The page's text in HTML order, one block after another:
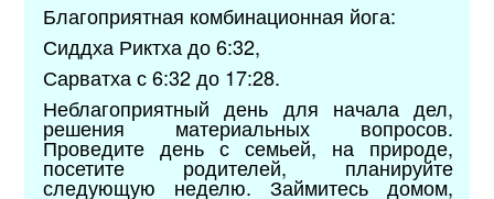
Благоприятная комбинационная йога:
Сиддха Риктха до 6:32,
Сарватха с 6:32 до 17:28.
Неблагоприятный день для начала дел,
решения материальных вопросов.
Проведите день с семьей, на природе,
посетите родителей, планируйте
следующую неделю. Займитесь домом,